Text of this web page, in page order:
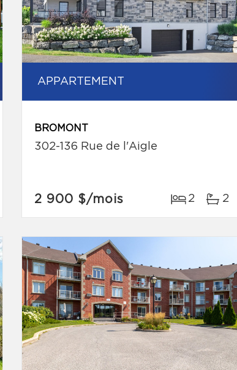
APPARTEMENT
BROMONT
302-136 Rue de l'Aigle
2 900 $/mois 2 2